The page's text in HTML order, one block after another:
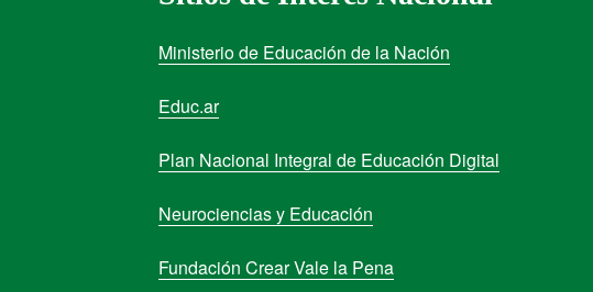
Ministerio de Educación de la Nación
Educ.ar
Plan Nacional Integral de Educación Digital
Neurociencias y Educación
Fundación Crear Vale la Pena